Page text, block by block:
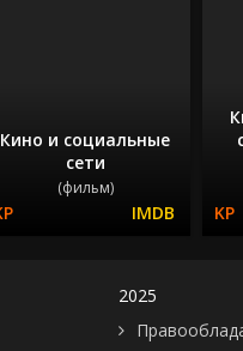
Кино и социальные
сети
(фильм)
2025